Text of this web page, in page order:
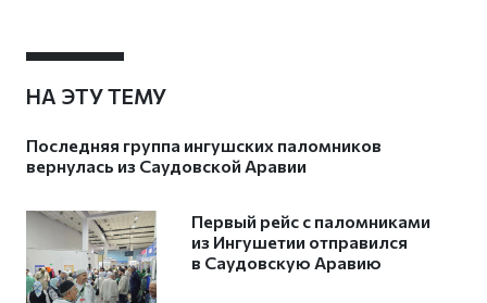
НА ЭТУ ТЕМУ
Последняя группа ингушских паломников
вернулась из Саудовской Аравии
Первый рейс с паломниками
из Ингушетии отправился
в Саудовскую Аравию